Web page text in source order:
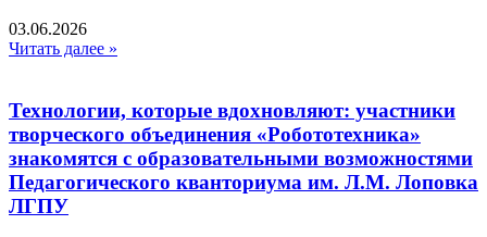
03.06.2026
Читать далее »
Технологии, которые вдохновляют: участники
творческого объединения «Робототехника»
знакомятся с образовательными возможностями
Педагогического кванториума им. Л.М. Лоповка
ЛГПУ